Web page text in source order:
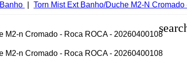
Banho Torn Mist Ext Banho/duche M2-N Cromado